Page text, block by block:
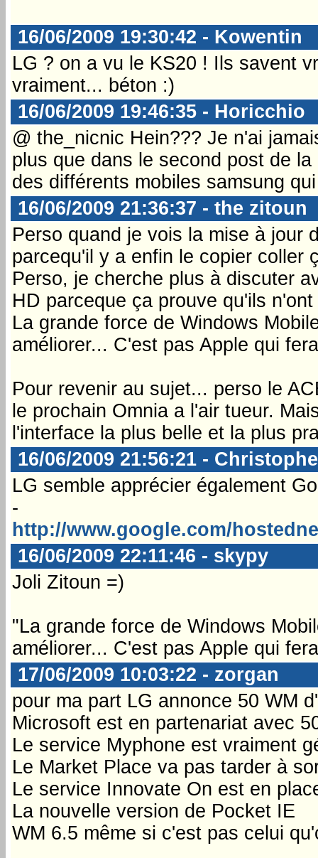
16/06/2009 19:30:42 - Kowentin
LG ? on a vu le KS20 ! Ils savent
vraiment... béton :)
16/06/2009 19:46:35 - Horicchio
@ the_nicnic Hein??? Je n'ai
plus que dans le second post de
des différents mobiles samsung
16/06/2009 21:36:37 - the zitoun
Perso quand je vois la mise à jour
parcequ'il y a enfin le copier coller
Perso, je cherche plus à discuter
HD parceque ça prouve qu'ils
La grande force de Windows
améliorer... C'est pas Apple qui
Pour revenir au sujet... perso le
le prochain Omnia a l'air tueur.
l'interface la plus belle et la plus
16/06/2009 21:56:21 -
LG semble apprécier également
-
http://www.google.com/
16/06/2009 22:11:46 - skypy
Joli Zitoun =)
"La grande force de Windows
améliorer... C'est pas Apple qui
17/06/2009 10:03:22 - zorgan
pour ma part LG annonce 50 WM
Microsoft est en partenariat avec
Le service Myphone est vraiment
Le Market Place va pas tarder à
Le service Innovate On est en
La nouvelle version de Pocket IE
WM 6.5 même si c'est pas celui